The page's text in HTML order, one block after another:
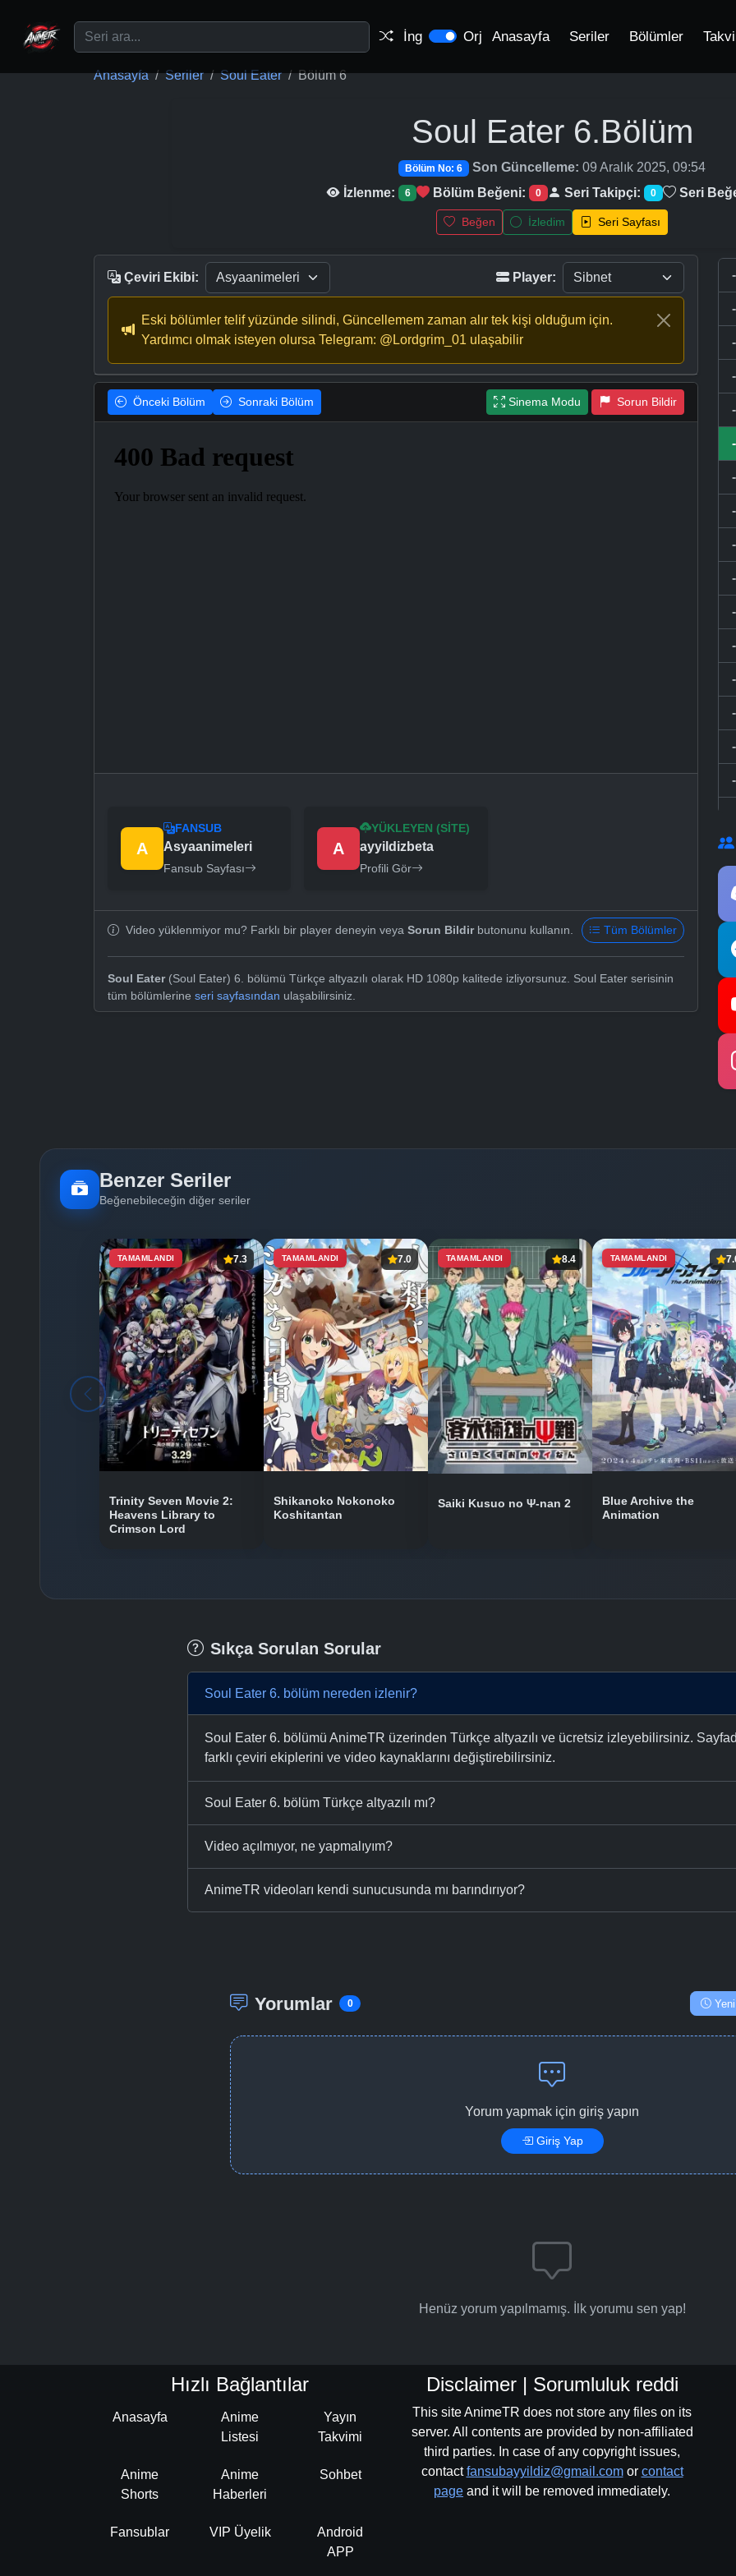
İng Orj Anasayfa Seriler Bölümler
Anasayfa Seriler Soul Eater Bölüm 6
Soul Eater6.Bölüm
Bölüm No: 6 Son Güncelleme: 09 Aralık 2025, 09:54
İzlenme:
6 Bölüm Beğeni: 0 Seri Takipçi: 0 Seri
Beğen İzledim Seri Sayfası
Çeviri Ekibi: Player:
Eski bölümler telif yüzünde silindi, Güncellemem zaman alır tek kişi olduğum için.
Yardımcı olmak isteyen olursa Telegram: @Lordgrim_01 ulaşabilir
Önceki Bölüm Sonraki Bölüm Sinema Modu Sorun Bildir
A
FANSUB
Asyaanimeleri
Fansub Sayfası
A
YÜKLEYEN (SITE)
ayyildizbeta
Profili Gör
Video yüklenmiyor mu? Farklı bir player deneyin veya Sorun Bildirbutonunu kullanın. Tüm Bölümler
Soul Eater(Soul Eater) 6. bölümü Türkçe altyazılı olarak HD 1080p kalitede izliyorsunuz. Soul Eater serisinin
tüm bölümlerine seri sayfasından ulaşabilirsiniz.
-
-
-
-
-
-
-
-
-
-
-
-
-
-
-
-
-
Benzer Seriler
Beğenebileceğin diğer seriler
TAMAMLANDI 7.3
Trinity Seven Movie 2:
Heavens Library to
Crimson Lord
TAMAMLANDI 7.0
Shikanoko Nokonoko
Koshitantan
TAMAMLANDI 8.4
Saiki Kusuo no Ψ-nan 2
TAMAMLANDI
Blue Archive the
Animation
Sıkça Sorulan Sorular
Soul Eater 6. bölüm nereden izlenir?
Soul Eater 6. bölümü AnimeTR üzerinden Türkçe altyazılı ve ücretsiz izleyebilirsiniz.
farklı çeviri ekiplerini ve video kaynaklarını değiştirebilirsiniz.
Soul Eater 6. bölüm Türkçe altyazılı mı?
Video açılmıyor, ne yapmalıyım?
AnimeTR videoları kendi sunucusunda mı barındırıyor?
Yorumlar 0 Yeni
Yorum yapmak için giriş yapın
Giriş Yap
Henüz yorum yapılmamış. İlk yorumu sen yap!
Hızlı Bağlantılar
Anasayfa
Anime
Listesi
Yayın
Takvimi
Anime
Shorts
Anime
Haberleri
Sohbet
Fansublar VIP Üyelik
Android
APP
Disclaimer | Sorumluluk reddi
This site AnimeTR does not store any files on its
server. All contents are provided by non-affiliated
third parties. In case of any copyright issues,
contactfansubayyildiz@gmail.comor contact
page and it will be removed immediately.